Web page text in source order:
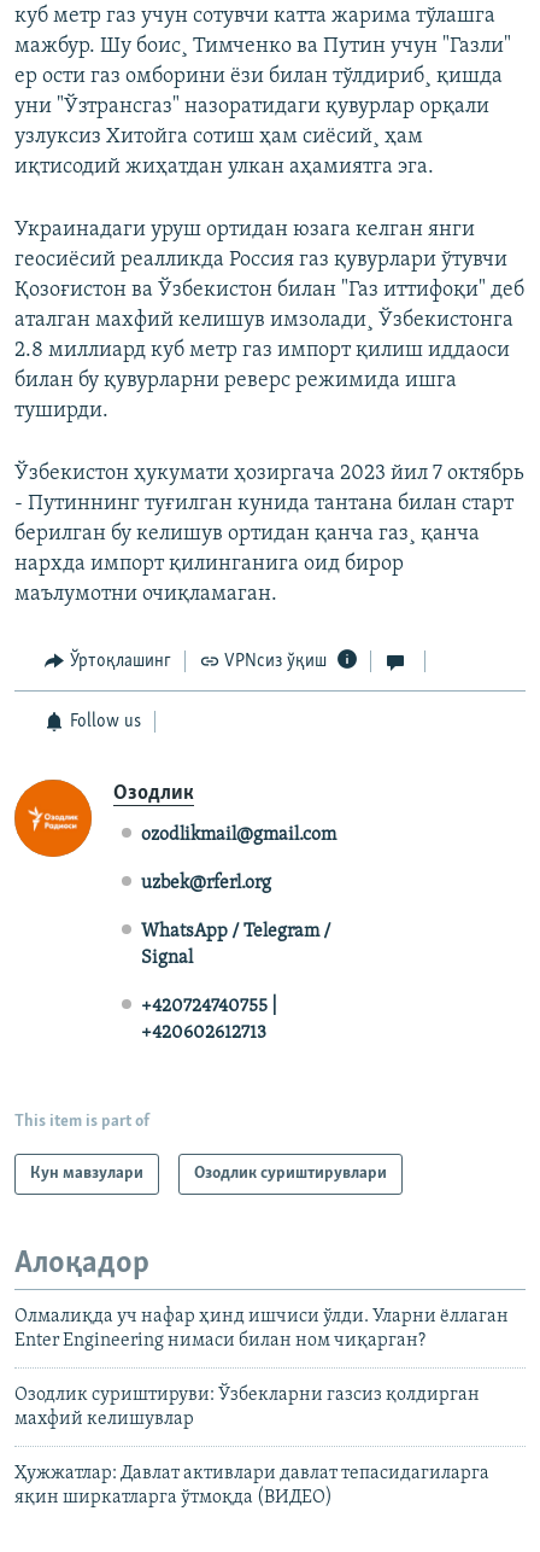
куб метр газ учун сотувчи катта жарима тўлашга
мажбур. Шу боис¸ Тимченко ва Путин учун "Газли"
ер ости газ омборини ëзи билан тўлдириб¸ қишда
уни "Ўзтрансгаз" назоратидаги қувурлар орқали
узлуксиз Хитойга сотиш ҳам сиëсий¸ ҳам
иқтисодий жиҳатдан улкан аҳамиятга эга.
Украинадаги уруш ортидан юзага келган янги
геосиëсий реалликда Россия газ қувурлари ўтувчи
Қозоғистон ва Ўзбекистон билан "Газ иттифоқи" деб
аталган махфий келишув имзолади¸ Ўзбекистонга
2.8 миллиард куб метр газ импорт қилиш иддаоси
билан бу қувурларни реверс режимида ишга
туширди.
Ўзбекистон ҳукумати ҳозиргача 2023 йил 7 октябрь
- Путиннинг туғилган кунида тантана билан старт
берилган бу келишув ортидан қанча газ¸ қанча
нархда импорт қилинганига оид бирор
маълумотни очиқламаган.
Ўртоқлашинг VPNсиз ўқиш
Follow us
Озодлик
ozodlikmail@gmail.com
uzbek@rferl.org
WhatsApp / Telegram /
Signal
+420724740755 |
+420602612713
This item is part of
Кун мавзулари Озодлик суриштирувлари
Алоқадор
Олмалиқда уч нафар ҳинд ишчиси ўлди. Уларни ёллаган
Enter Engineering нимаси билан ном чиқарган?
Озодлик суриштируви: Ўзбекларни газсиз қолдирган
махфий келишувлар
Ҳужжатлар: Давлат активлари давлат тепасидагиларга
яқин ширкатларга ўтмоқда (ВИДЕО)